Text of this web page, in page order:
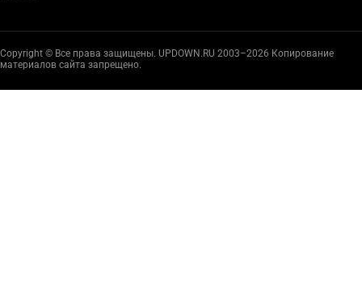
Copyright © Все права защищены. UPDOWN.RU 2003–2026 Копирование
материалов сайта запрещено.